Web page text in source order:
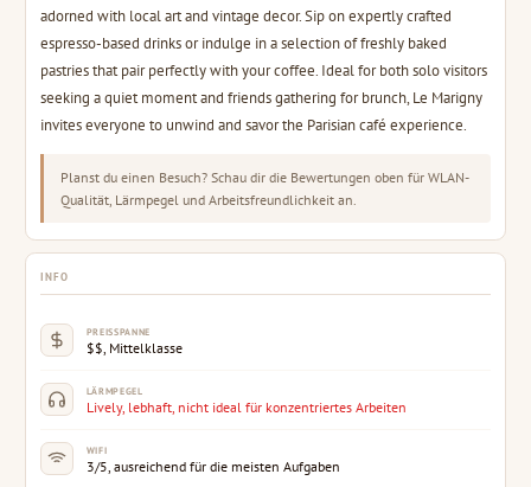
adorned with local art and vintage decor. Sip on expertly crafted
espresso-based drinks or indulge in a selection of freshly baked
pastries that pair perfectly with your coffee. Ideal for both solo visitors
seeking a quiet moment and friends gathering for brunch, Le Marigny
invites everyone to unwind and savor the Parisian café experience.
Planst du einen Besuch? Schau dir die Bewertungen oben für WLAN-
Qualität, Lärmpegel und Arbeitsfreundlichkeit an.
INFO
PREISSPANNE
$$, Mittelklasse
LÄRMPEGEL
Lively, lebhaft, nicht ideal für konzentriertes Arbeiten
WIFI
3/5, ausreichend für die meisten Aufgaben